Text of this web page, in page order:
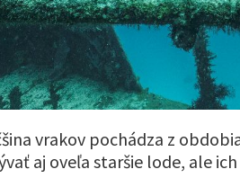
vrakov pochádza z
aj oveľa staršie lode, ale